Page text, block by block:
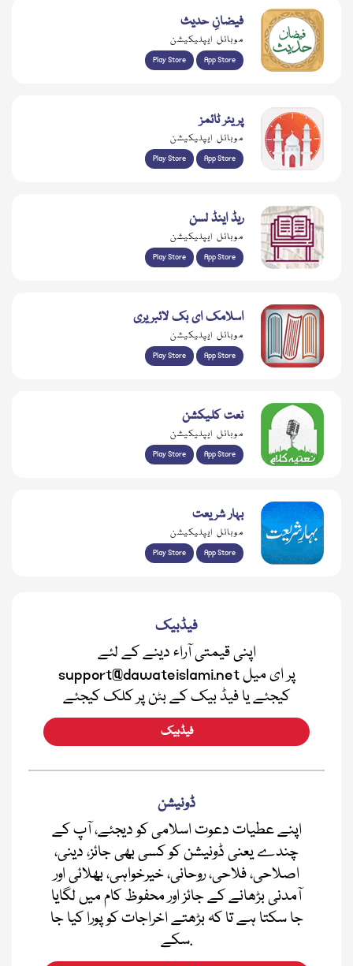
فیضانِ حدیث
موبائل ایپلیکیشن
Play Store App Store
پریئر ٹائمز
موبائل ایپلیکیشن
Play Store App Store
ریڈ اینڈ لسن
موبائل ایپلیکیشن
Play Store App Store
اسلامک ای بک لائبریری
موبائل ایپلیکیشن
Play Store App Store
نعت کلیکشن
موبائل ایپلیکیشن
Play Store App Store
بہار شریعت
موبائل ایپلیکیشن
Play Store App Store
فیڈبیک
اپنی قیمتی آراء دینے کے لئے
support@dawateislami.net پر ای میل
کیجئے یا فیڈ بیک کے بٹن پر کلک کیجئے
فیڈبیک
ڈونیشن
اپنے عطیات دعوت اسلامی کو دیجئے، آپ کے
چندے یعنی ڈونیشن کو کسی بھی جائز، دینی،
اصلاحی، فلاحی، روحانی، خیرخواہی، بھلائی اور
آمدنی بڑھانے کے جائز اور محفوظ کام میں لگایا
جا سکتا ہے تا کہ بڑھتے اخراجات کو پورا کیا جا
سکے.